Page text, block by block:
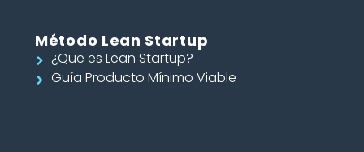
Método Lean Startup
¿Que es Lean Startup?
Guía Producto Mínimo Viable